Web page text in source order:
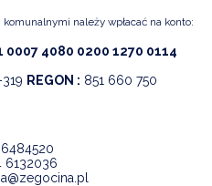
należy wpłacać na konto:
0007 4080 0200 1270 0114
REGON : 851 660 750
6484520
6132036